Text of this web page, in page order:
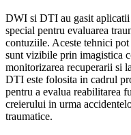
DWI si DTI au gasit
special pentru evaluarea
contuziile. Aceste tehnici
sunt vizibile prin imagistica
monitorizarea recuperarii si
DTI este folosita in cadrul
pentru a evalua reabilitarea
creierului in urma
traumatice.